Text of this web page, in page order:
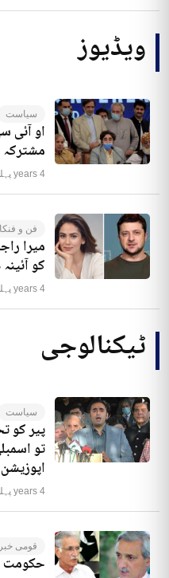
ویڈیوز
سیاست
او آئی
مشترکہ
4 years پہلے
فن و
میرا
کو
4 years پہلے
ٹیکنالوجی
سیاست
پیر کو
تو
4 years پہلے
قومی
حکومت